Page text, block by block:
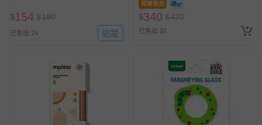
$154 $190
已售出 24 追蹤
即將售完
$340 $420
已售出 22